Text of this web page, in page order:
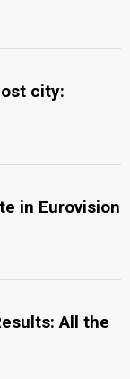
city:
in Eurovision
All the